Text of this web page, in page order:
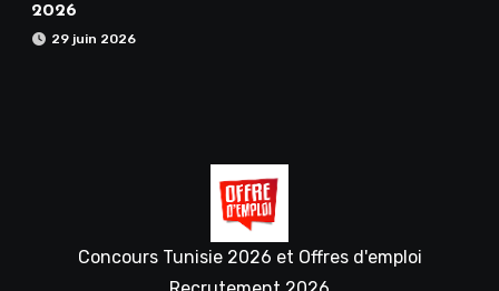
2026
29 juin 2026
Concours Tunisie 2026 et Offres d'emploi